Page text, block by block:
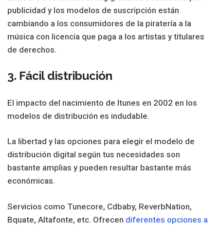
publicidad y los modelos de suscripción están
cambiando a los consumidores de la piratería a la
música con licencia que paga a los artistas y titulares
de derechos.
3. Fácil distribución
El impacto del nacimiento de Itunes en 2002 en los
modelos de distribución es indudable.
La libertad y las opciones para elegir el modelo de
distribución digital según tus necesidades son
bastante amplias y pueden resultar bastante más
económicas.
Servicios como Tunecore, Cdbaby, ReverbNation,
Bquate, Altafonte, etc. Ofrecen diferentes opciones a